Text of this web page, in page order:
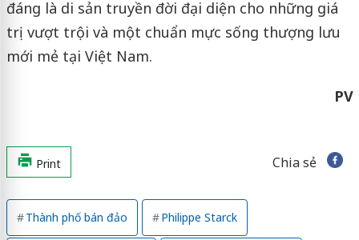
đáng là di sản truyền đời đại diện cho những giá
trị vượt trội và một chuẩn mực sống thượng lưu
mới mẻ tại Việt Nam.
PV
Print Chia sẻ
Thành phố bán đảo Philippe Starck